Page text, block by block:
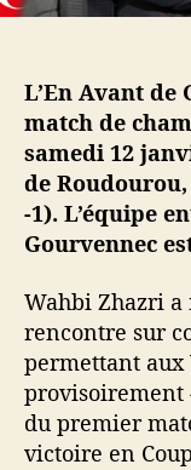
l
L’En Avant de
match de
samedi 12
de Roudourou,
-1). L’équipe
Gourvennec
Wahbi Zhazri a
rencontre sur
permettant aux
provisoirement
du premier
victoire en